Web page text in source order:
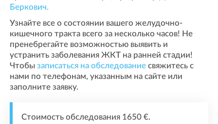
Беркович.
Узнайте все о состоянии вашего желудочно-
кишечного тракта всего за несколько часов! Не
пренебрегайте возможностью выявить и
устранить заболевания ЖКТ на ранней стадии!
Чтобы записаться на обследование свяжитесь с
нами по телефонам, указанным на сайте или
заполните заявку.
Стоимость обследования 1650 €.